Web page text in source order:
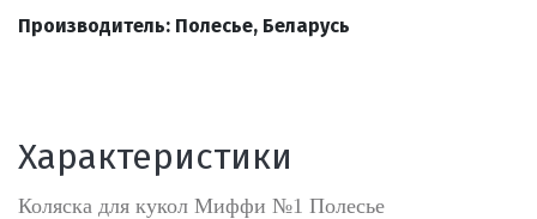
Производитель: Полесье, Беларусь
Характеристики
Коляска для кукол Миффи №1 Полесье